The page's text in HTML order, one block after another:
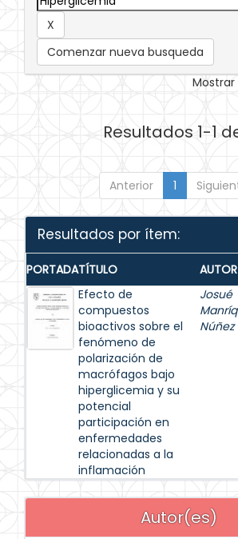
Comenzar nueva busqueda
Resultados 1-1
Anterior 1
Resultados por ítem:
PORTADATÍTULO
Efecto de
compuestos
bioactivos sobre el
fenómeno de
polarización de
macrófagos bajo
hiperglicemia y su
potencial
participación en
enfermedades
relacionadas a la
inflamación
Josué
Núñez
Autor(es)